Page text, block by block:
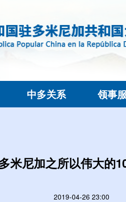
中多关系 领事
尼加之所以伟大的
2019-04-26 23:00